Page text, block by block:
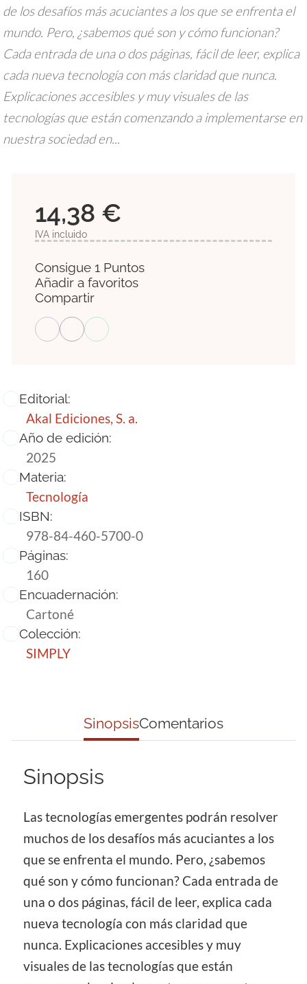
de los desafíos más acuciantes a los que se enfrenta el
mundo. Pero, ¿sabemos qué son y cómo funcionan?
Cada entrada de una o dos páginas, fácil de leer, explica
cada nueva tecnología con más claridad que nunca.
Explicaciones accesibles y muy visuales de las
tecnologías que están comenzando a implementarse en
nuestra sociedad en...
Editorial:
Akal Ediciones, S. a.
Año de edición:
2025
Materia:
Tecnología
ISBN:
978-84-460-5700-0
Páginas:
160
Encuadernación:
Cartoné
Colección:
SIMPLY
14,38 €
IVA incluido
Consigue 1 Puntos
Añadir a favoritos
Compartir
SinopsisComentarios
Sinopsis
Las tecnologías emergentes podrán resolver
muchos de los desafíos más acuciantes a los
que se enfrenta el mundo. Pero, ¿sabemos
qué son y cómo funcionan? Cada entrada de
una o dos páginas, fácil de leer, explica cada
nueva tecnología con más claridad que
nunca. Explicaciones accesibles y muy
visuales de las tecnologías que están